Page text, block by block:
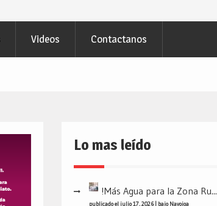
Videos Contactanos
Lo mas leído
!Más Agua para la Zona Ru...
publicado el julio 17, 2026| bajoNavojoa